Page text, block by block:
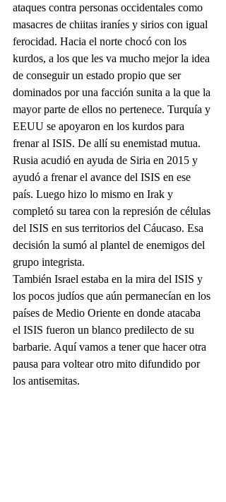
ataques contra personas occidentales como
masacres de chiitas iraníes y sirios con igual
ferocidad. Hacia el norte chocó con los
kurdos, a los que les va mucho mejor la idea
de conseguir un estado propio que ser
dominados por una facción sunita a la que la
mayor parte de ellos no pertenece. Turquía y
EEUU se apoyaron en los kurdos para
frenar al ISIS. De allí su enemistad mutua.
Rusia acudió en ayuda de Siria en 2015 y
ayudó a frenar el avance del ISIS en ese
país. Luego hizo lo mismo en Irak y
completó su tarea con la represión de células
del ISIS en sus territorios del Cáucaso. Esa
decisión la sumó al plantel de enemigos del
grupo integrista.
También Israel estaba en la mira del ISIS y
los pocos judíos que aún permanecían en los
países de Medio Oriente en donde atacaba
el ISIS fueron un blanco predilecto de su
barbarie. Aquí vamos a tener que hacer otra
pausa para voltear otro mito difundido por
los antisemitas.